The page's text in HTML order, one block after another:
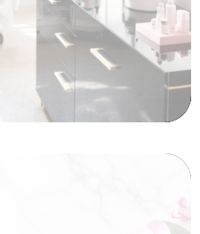
разработанные
Проскуриной Е.О